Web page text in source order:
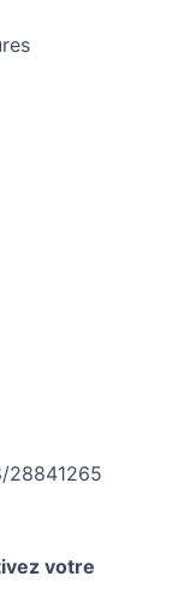
28841265
votre